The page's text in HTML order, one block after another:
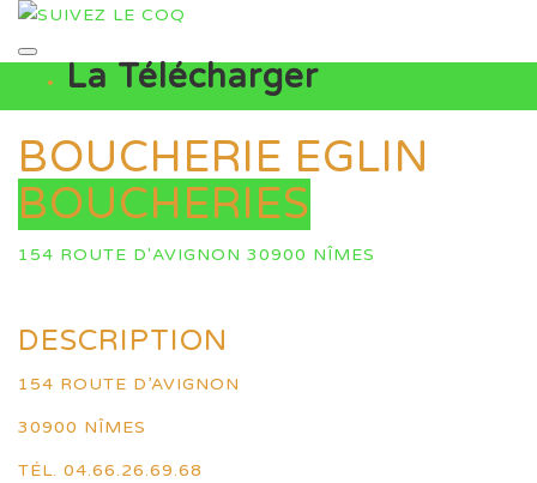
La Télécharger
BOUCHERIE EGLIN
BOUCHERIES
154 ROUTE D'AVIGNON 30900 NÎMES
DESCRIPTION
154 ROUTE D’AVIGNON
30900 NÎMES
TÉL. 04.66.26.69.68